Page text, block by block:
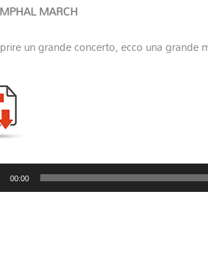
MARCH
un grande concerto, ecco una grande
00:00